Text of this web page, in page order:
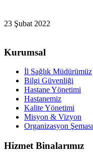
23 Şubat 2022
Kurumsal
İl Sağlık Müdürümüz
Bilgi Güvenliği
Hastane Yönetimi
Hastanemiz
Kalite Yönetimi
Misyon & Vizyon
Organizasyon Şeması
Hizmet Binalarımız